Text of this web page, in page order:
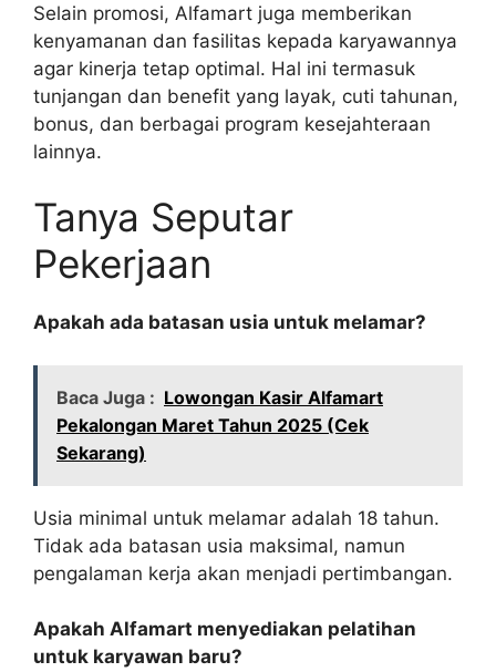
Selain promosi, Alfamart juga memberikan
kenyamanan dan fasilitas kepada karyawannya
agar kinerja tetap optimal. Hal ini termasuk
tunjangan dan benefit yang layak, cuti tahunan,
bonus, dan berbagai program kesejahteraan
lainnya.
Tanya Seputar
Pekerjaan
Apakah ada batasan usia untuk melamar?
Baca Juga : Lowongan Kasir Alfamart
Pekalongan Maret Tahun 2025 (Cek
Sekarang)
Usia minimal untuk melamar adalah 18 tahun.
Tidak ada batasan usia maksimal, namun
pengalaman kerja akan menjadi pertimbangan.
Apakah Alfamart menyediakan pelatihan
untuk karyawan baru?